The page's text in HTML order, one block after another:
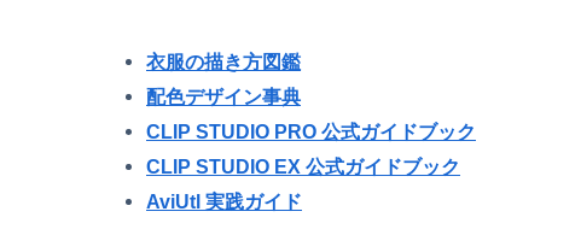
衣服の描き方図鑑
配色デザイン事典
CLIP STUDIO PRO 公式ガイドブック
CLIP STUDIO EX 公式ガイドブック
AviUtl 実践ガイド